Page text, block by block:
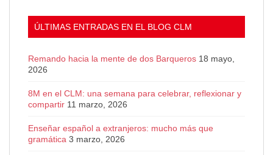
ÚLTIMAS ENTRADAS EN EL BLOG CLM
Remando hacia la mente de dos Barqueros 18 mayo,
2026
8M en el CLM: una semana para celebrar, reflexionar y
compartir 11 marzo, 2026
Enseñar español a extranjeros: mucho más que
gramática 3 marzo, 2026